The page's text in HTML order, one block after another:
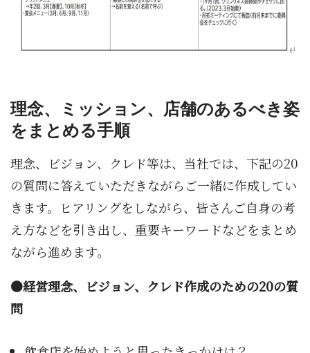
理念、ミッション、店舗のあるべき姿
をまとめる手順
理念、ビジョン、クレド等は、当社では、下記の20
の質問に答えていただきながらご一緒に作成してい
きます。ヒアリングをしながら、皆さんご自身の考
え方などを引き出し、重要キーワードなどをまとめ
ながら進めます。
●経営理念、ビジョン、クレド作成のための20の質
問